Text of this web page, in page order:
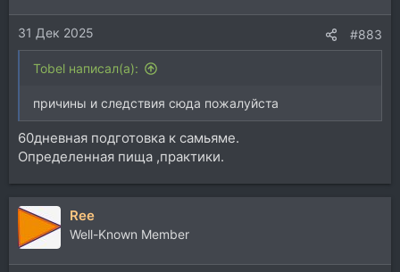
и
:31 Дек 2025 #883
Tobel написал(а):
причины и следствия сюда пожалуйста
60дневная подготовка к самьяме.
Определенная пища ,практики.
Ree
Well-Known Member